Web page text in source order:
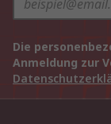
Die
Anmeldung zur